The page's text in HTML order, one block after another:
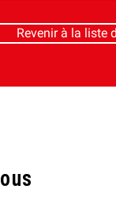
Revenir à la liste